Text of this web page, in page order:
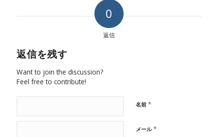
0
返信
返信を残す
Want to join the discussion?
Feel free to contribute!
名前 *
メール*